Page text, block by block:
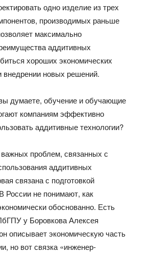
одно изделие из трех
производимых раньше
максимально
аддитивных
хороших экономических
внедрении новых решений.
думаете, обучение и обучающие
компаниям эффективно
аддитивные технологии?
проблем, связанных с
аддитивных
связана с подготовкой
России не понимают, как
обоснованно. Есть
у Боровкова Алексея
описывает экономическую часть
но вот связка «инженер-